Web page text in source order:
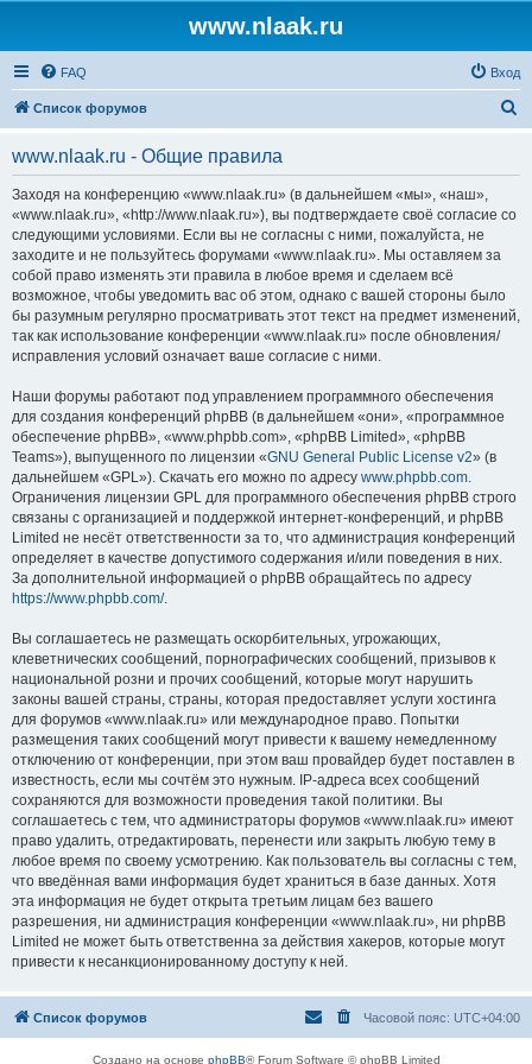
www.nlaak.ru
FAQ Вход
Список форумов
www.nlaak.ru - Общие правила
Заходя на конференцию «www.nlaak.ru» (в дальнейшем «мы», «наш»,
«www.nlaak.ru», «http://www.nlaak.ru»), вы подтверждаете своё согласие со
следующими условиями. Если вы не согласны с ними, пожалуйста, не
заходите и не пользуйтесь форумами «www.nlaak.ru». Мы оставляем за
собой право изменять эти правила в любое время и сделаем всё
возможное, чтобы уведомить вас об этом, однако с вашей стороны было
бы разумным регулярно просматривать этот текст на предмет изменений,
так как использование конференции «www.nlaak.ru» после обновления/
исправления условий означает ваше согласие с ними.
Наши форумы работают под управлением программного обеспечения
для создания конференций phpBB (в дальнейшем «они», «программное
обеспечение phpBB», «www.phpbb.com», «phpBB Limited», «phpBB
Teams»), выпущенного по лицензии «GNU General Public License v2» (в
дальнейшем «GPL»). Скачать его можно по адресу www.phpbb.com.
Ограничения лицензии GPL для программного обеспечения phpBB строго
связаны с организацией и поддержкой интернет-конференций, и phpBB
Limited не несёт ответственности за то, что администрация конференций
определяет в качестве допустимого содержания и/или поведения в них.
За дополнительной информацией о phpBB обращайтесь по адресу
https://www.phpbb.com/.
Вы соглашаетесь не размещать оскорбительных, угрожающих,
клеветнических сообщений, порнографических сообщений, призывов к
национальной розни и прочих сообщений, которые могут нарушить
законы вашей страны, страны, которая предоставляет услуги хостинга
для форумов «www.nlaak.ru» или международное право. Попытки
размещения таких сообщений могут привести к вашему немедленному
отключению от конференции, при этом ваш провайдер будет поставлен в
известность, если мы сочтём это нужным. IP-адреса всех сообщений
сохраняются для возможности проведения такой политики. Вы
соглашаетесь с тем, что администраторы форумов «www.nlaak.ru» имеют
право удалить, отредактировать, перенести или закрыть любую тему в
любое время по своему усмотрению. Как пользователь вы согласны с тем,
что введённая вами информация будет храниться в базе данных. Хотя
эта информация не будет открыта третьим лицам без вашего
разрешения, ни администрация конференции «www.nlaak.ru», ни phpBB
Limited не может быть ответственна за действия хакеров, которые могут
привести к несанкционированному доступу к ней.
Список форумов Часовой пояс: UTC+04:00
Создано на основе phpBB® Forum Software © phpBB Limited